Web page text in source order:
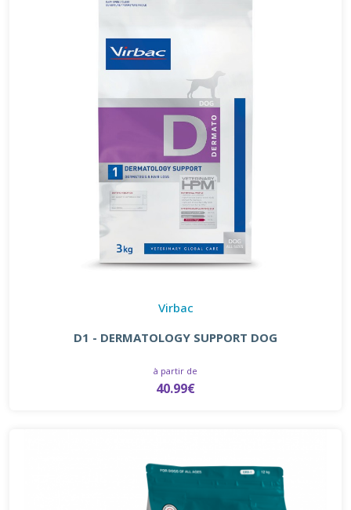
Virbac
D1 - DERMATOLOGY SUPPORT DOG
à partir de
40.99€